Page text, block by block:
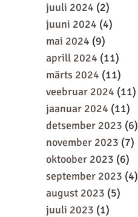
juuli 2024 (2)
juuni 2024 (4)
mai 2024 (9)
aprill 2024 (11)
märts 2024 (11)
veebruar 2024 (11)
jaanuar 2024 (11)
detsember 2023 (6)
november 2023 (7)
oktoober 2023 (6)
september 2023 (4)
august 2023 (5)
juuli 2023 (1)